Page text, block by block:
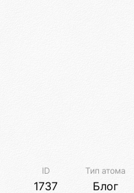
ID
1737
Тип атома
Блог